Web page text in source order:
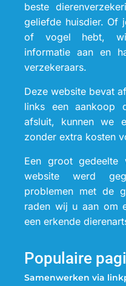
beste
geliefde huisdier. Of
of vogel hebt, wij
informatie aan en
verzekeraars.
Deze website bevat
links een aankoop
afsluit, kunnen we
zonder extra kosten
Een groot
website werd
problemen met de
raden wij u aan om
een erkende
Populaire
Samenwerken via